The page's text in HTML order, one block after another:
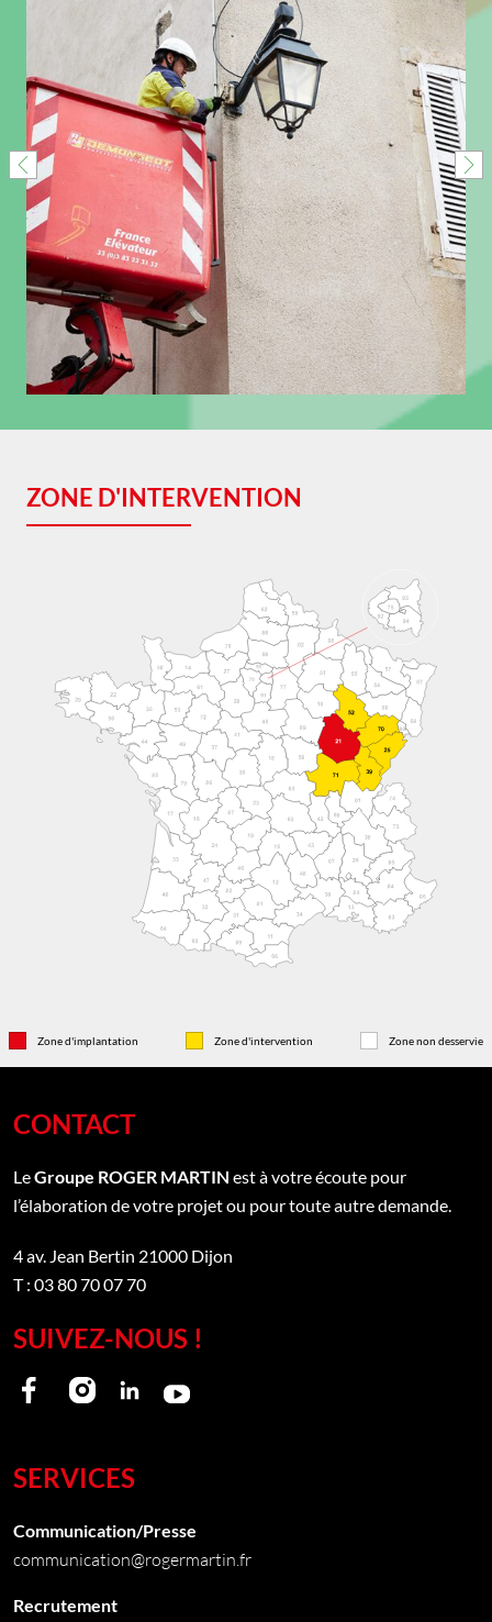
ZONE D'INTERVENTION
Zone d'implantation Zone d'intervention Zone non desservie
CONTACT
LeGroupe ROGER MARTIN est à votre écoute pour
l’élaboration de votre projet ou pour toute autre demande.
4 av. Jean Bertin 21000 Dijon
T : 03 80 70 07 70
SUIVEZ-NOUS !
facebookinstagramlinkedin
SERVICES
Communication/Presse
communication@rogermartin.fr
Recrutement